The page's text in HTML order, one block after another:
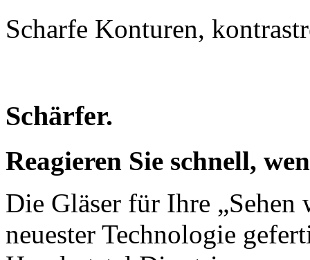
Scharfe Konturen,
Schärfer.
Reagieren Sie schnell,
Die Gläser für Ihre
neuester Technologie